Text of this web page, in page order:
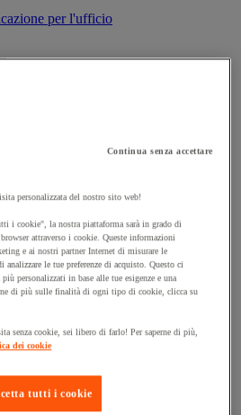
per l'ufficio
Continua senza accettare
personalizzata del nostro sito web!
i cookie", la nostra piattaforma sarà in grado di
attraverso i cookie. Queste informazioni
e ai nostri partner Internet di misurare le
analizzare le tue preferenze di acquisto. Questo ci
personalizzati in base alle tue esigenze e una
di più sulle finalità di ogni tipo di cookie, clicca su
senza cookie, sei libero di farlo! Per saperne di più,
dei cookie
tutti i cookie